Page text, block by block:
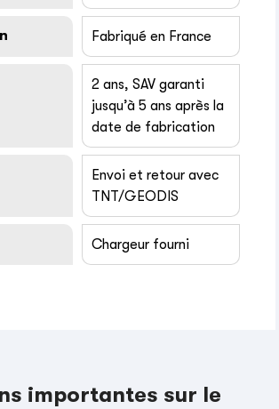
Fabriqué en France
2 ans, SAV garanti
jusqu’à 5 ans après la
date de fabrication
Envoi et retour avec
TNT/GEODIS
Chargeur fourni
importantes sur le